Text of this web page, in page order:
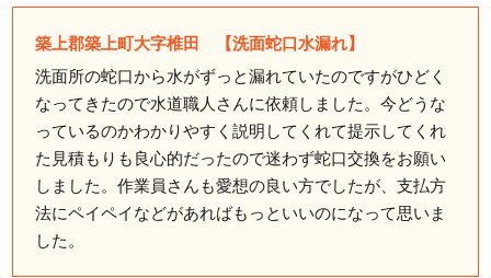
築上郡築上町大字椎田 【洗面蛇口水漏れ】
洗面所の蛇口から水がずっと漏れていたのですがひどく
なってきたので水道職人さんに依頼しました。今どうな
っているのかわかりやすく説明してくれて提示してくれ
た見積もりも良心的だったので迷わず蛇口交換をお願い
しました。作業員さんも愛想の良い方でしたが、支払方
法にペイペイなどがあればもっといいのになって思いま
した。